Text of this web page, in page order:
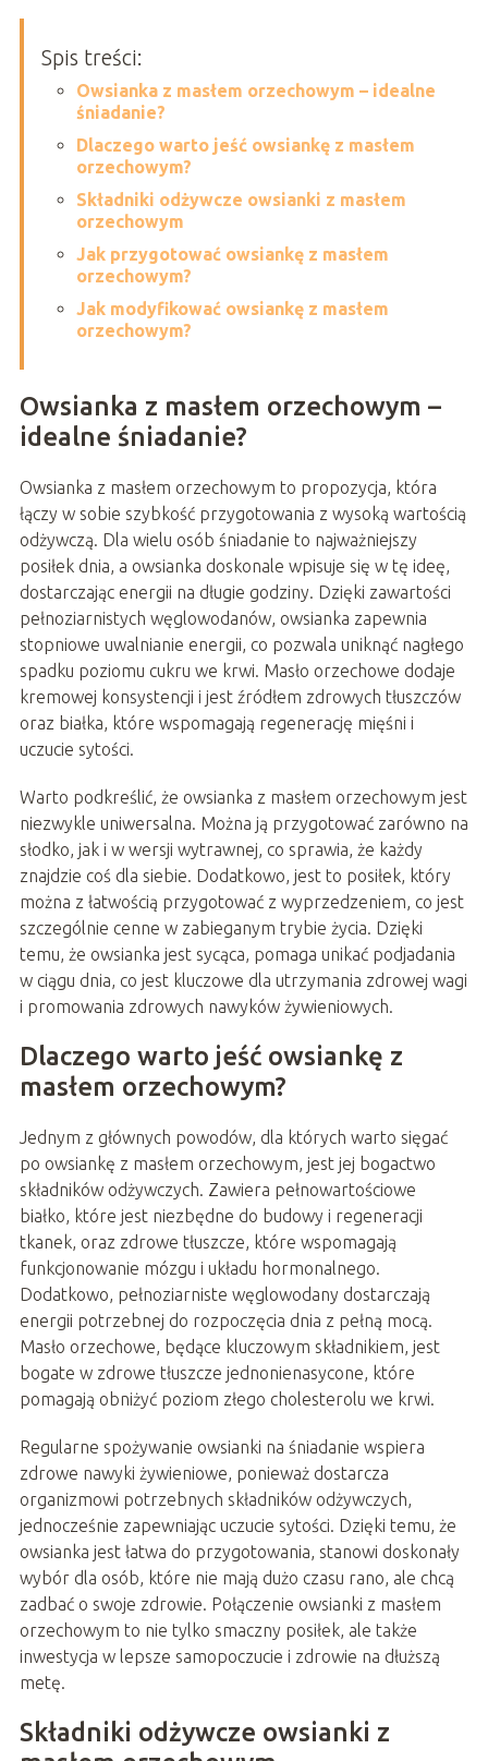
Spis treści:
Owsianka z masłem orzechowym – idealne
śniadanie?
Dlaczego warto jeść owsiankę z masłem
orzechowym?
Składniki odżywcze owsianki z masłem
orzechowym
Jak przygotować owsiankę z masłem
orzechowym?
Jak modyfikować owsiankę z masłem
orzechowym?
Owsianka z masłem orzechowym –
idealne śniadanie?
Owsianka z masłem orzechowym to propozycja, która
łączy w sobie szybkość przygotowania z wysoką wartością
odżywczą. Dla wielu osób śniadanie to najważniejszy
posiłek dnia, a owsianka doskonale wpisuje się w tę ideę,
dostarczając energii na długie godziny. Dzięki zawartości
pełnoziarnistych węglowodanów, owsianka zapewnia
stopniowe uwalnianie energii, co pozwala uniknąć nagłego
spadku poziomu cukru we krwi. Masło orzechowe dodaje
kremowej konsystencji i jest źródłem zdrowych tłuszczów
oraz białka, które wspomagają regenerację mięśni i
uczucie sytości.
Warto podkreślić, że owsianka z masłem orzechowym jest
niezwykle uniwersalna. Można ją przygotować zarówno na
słodko, jak i w wersji wytrawnej, co sprawia, że każdy
znajdzie coś dla siebie. Dodatkowo, jest to posiłek, który
można z łatwością przygotować z wyprzedzeniem, co jest
szczególnie cenne w zabieganym trybie życia. Dzięki
temu, że owsianka jest sycąca, pomaga unikać podjadania
w ciągu dnia, co jest kluczowe dla utrzymania zdrowej wagi
i promowania zdrowych nawyków żywieniowych.
Dlaczego warto jeść owsiankę z
masłem orzechowym?
Jednym z głównych powodów, dla których warto sięgać
po owsiankę z masłem orzechowym, jest jej bogactwo
składników odżywczych. Zawiera pełnowartościowe
białko, które jest niezbędne do budowy i regeneracji
tkanek, oraz zdrowe tłuszcze, które wspomagają
funkcjonowanie mózgu i układu hormonalnego.
Dodatkowo, pełnoziarniste węglowodany dostarczają
energii potrzebnej do rozpoczęcia dnia z pełną mocą.
Masło orzechowe, będące kluczowym składnikiem, jest
bogate w zdrowe tłuszcze jednonienasycone, które
pomagają obniżyć poziom złego cholesterolu we krwi.
Regularne spożywanie owsianki na śniadanie wspiera
zdrowe nawyki żywieniowe, ponieważ dostarcza
organizmowi potrzebnych składników odżywczych,
jednocześnie zapewniając uczucie sytości. Dzięki temu, że
owsianka jest łatwa do przygotowania, stanowi doskonały
wybór dla osób, które nie mają dużo czasu rano, ale chcą
zadbać o swoje zdrowie. Połączenie owsianki z masłem
orzechowym to nie tylko smaczny posiłek, ale także
inwestycja w lepsze samopoczucie i zdrowie na dłuższą
metę.
Składniki odżywcze owsianki z